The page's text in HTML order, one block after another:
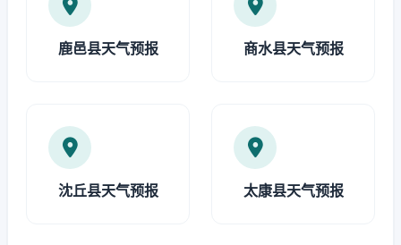
鹿邑县天气预报 商水县天气预报
沈丘县天气预报 太康县天气预报